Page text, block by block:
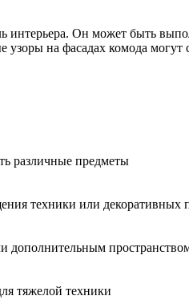
интерьера. Он может быть
на фасадах комода
различные предметы
техники или декоративных
дополнительным
тяжелой техники